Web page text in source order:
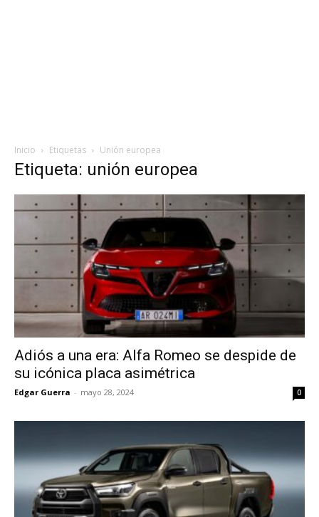
Inicio Etiquetas Unión europea
Etiqueta: unión europea
Adiós a una era: Alfa Romeo se despide de
su icónica placa asimétrica
Edgar Guerra - mayo 28, 2024 0